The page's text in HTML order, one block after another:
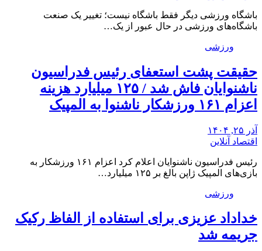
باشگاه ورزشی دیگر فقط باشگاه نیست؛ تغییر یک صنعت
باشگاه‌های ورزشی در حال عبور از یک…
ورزشی
حقیقت پشت استعفای رئیس فدراسیون
ناشنوایان فاش شد / ۱۲۵ میلیارد هزینه
اعزام ۱۶۱ ورزشکار ناشنوا به المپیک
آذر ۲۵, ۱۴۰۴
اقتصاد آنلاین
رئیس فدراسیون ناشنوایان اعلام کرد اعزام ۱۶۱ ورزشکار به
بازی‌های المپیک ژاپن بالغ بر ۱۲۵ میلیارد…
ورزشی
خداداد عزیزی برای استفاده از الفاظ رکیک
جریمه شد